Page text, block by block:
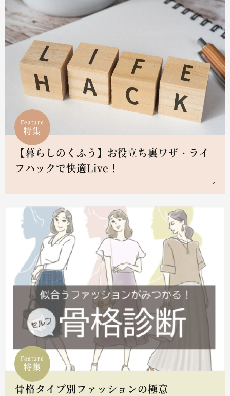
Feature
特集
【暮らしのくふう】お役立ち裏ワザ・ライ
フハックで快適Live！
Feature
特集
骨格タイプ別ファッションの極意